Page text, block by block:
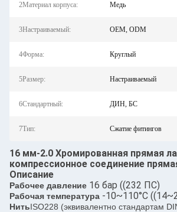
2Материал корпуса: Медь
3Настраиваемый: OEM, ODM
4Форма: Круглый
5Размер: Настраиваемый
6Стандартный: ДИН, БС
7Тип: Сжатие фитингов
16 мм-2.0 Хромированная прямая
компрессионное соединение
Описание
Рабочее давление 16 бар ((232 ПС)
Рабочая температура -10~110°C
НитьISO228 (эквивалентно стандартам